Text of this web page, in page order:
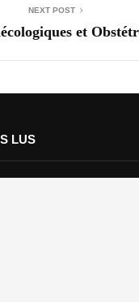
NEXT POST
et
LUS